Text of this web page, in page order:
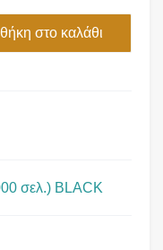
σελ.) BLACK
στο καλάθι